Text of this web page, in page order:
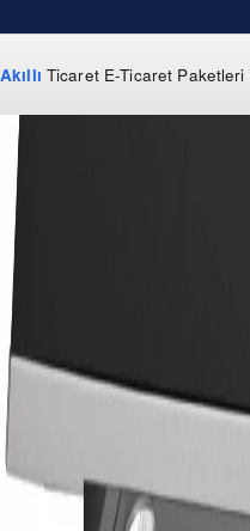
Akıllı Ticaret E-Ticaret Paketleri
WhatsApp
0 850 303 99 73